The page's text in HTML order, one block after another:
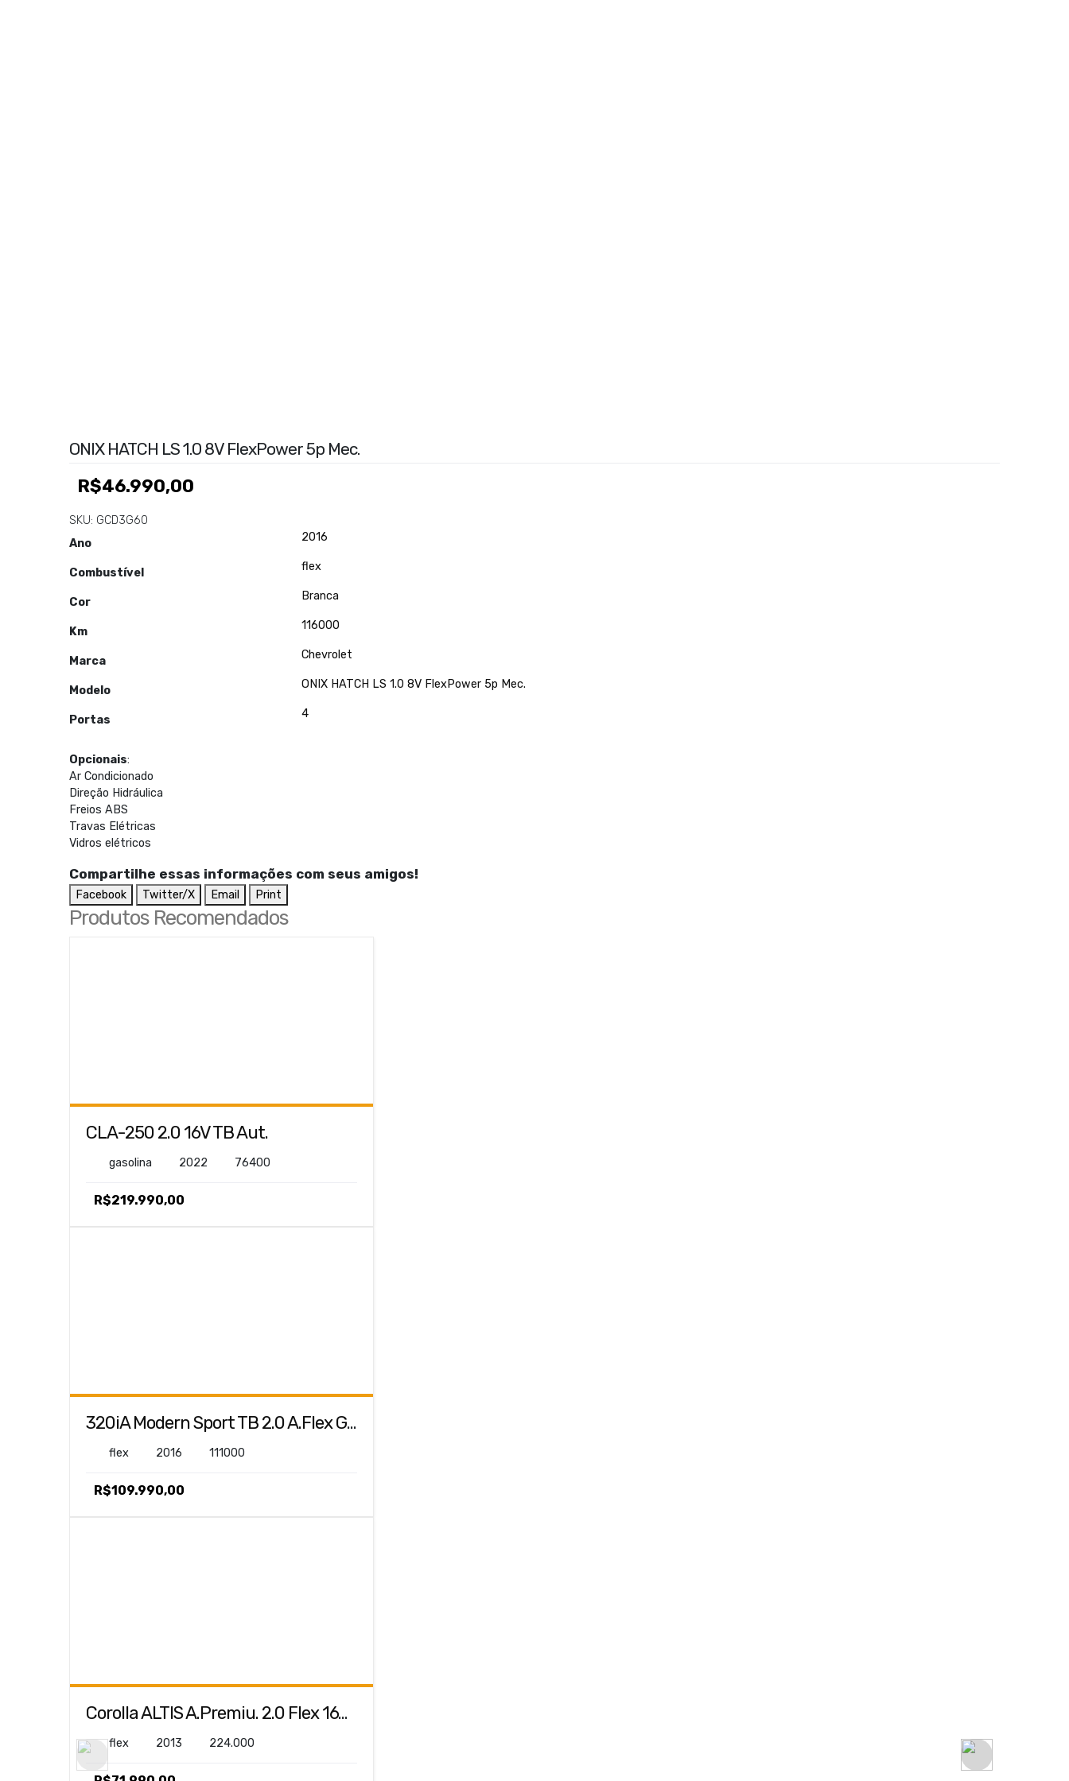
ONIX HATCH LS 1.0 8V FlexPower 5p Mec.
R$46.990,00
SKU: GCD3G60
Ano
2016
Combustível flex
Cor Branca
Km 116000
Marca Chevrolet
Modelo ONIX HATCH LS 1.0 8V FlexPower 5p Mec.
Portas 4
Opcionais:
Ar Condicionado
Direção Hidráulica
Freios ABS
Travas Elétricas
Vidros elétricos
Compartilhe essas informações com seus amigos!
Facebook Twitter/X Email Print
Produtos Recomendados